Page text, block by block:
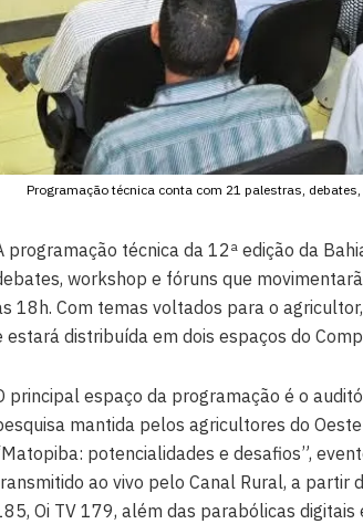
Programação técnica conta com 21 palestras,
programação técnica da 12ª edição da
workshop e fóruns que
18h. Com temas voltados para o
estará distribuída em dois espaços do
principal espaço da programação é o
mantida pelos agricultores do
potencialidades e desafios”,
ao vivo pelo Canal Rural, a partir
Oi TV 179, além das parabólicas digitais